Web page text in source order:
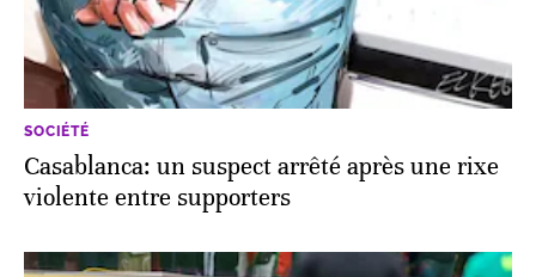
SOCIÉTÉ
Casablanca: un suspect arrêté après une rixe
violente entre supporters